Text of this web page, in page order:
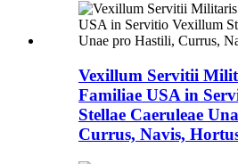
Vexillum Servitii
Familiae USA in
Stellae Caeruleae
Currus, Navis,